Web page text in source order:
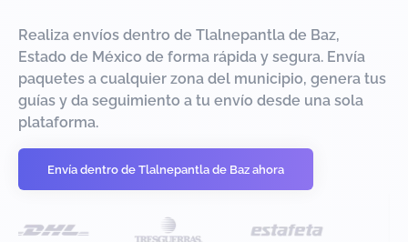
Realiza envíos dentro de Tlalnepantla de Baz,
Estado de México de forma rápida y segura. Envía
paquetes a cualquier zona del municipio, genera tus
guías y da seguimiento a tu envío desde una sola
plataforma.
Envía dentro de Tlalnepantla de Baz ahora